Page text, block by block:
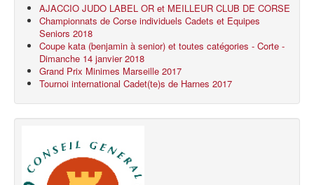
AJACCIO JUDO LABEL OR et MEILLEUR CLUB DE CORSE
Championnats de Corse individuels Cadets et Equipes
Seniors 2018
Coupe kata (benjamin à senior) et toutes catégories - Corte -
Dimanche 14 janvier 2018
Grand Prix Minimes Marseille 2017
Tournoi international Cadet(te)s de Harnes 2017